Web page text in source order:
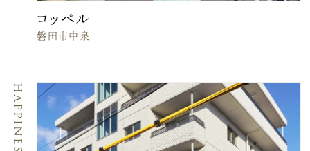
コッぺル
磐田市中泉